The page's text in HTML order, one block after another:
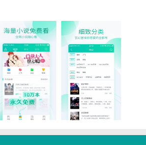
体验，这里的排版都是很精致的，
眼模式
手机书城服务软件，手机在线提供
读服务
随时查看的资源